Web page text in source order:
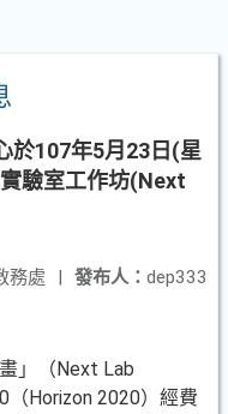
於107年5月23日(星
驗室工作坊(Next
發布人： dep333
務處 |
」（Next Lab
Horizon 2020）經費